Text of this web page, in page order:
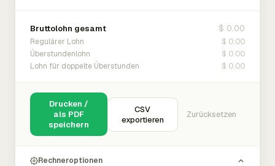
Bruttolohn gesamt $ 0.00
Regulärer Lohn $ 0.00
Überstundenlohn $ 0.00
Lohn für doppelte Überstunden $ 0.00
Drucken /
als PDF
speichern
CSV
exportieren
Zurücksetzen
Rechneroptionen